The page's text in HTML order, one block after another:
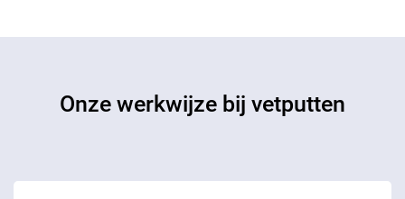
Onze werkwijze bij vetputten